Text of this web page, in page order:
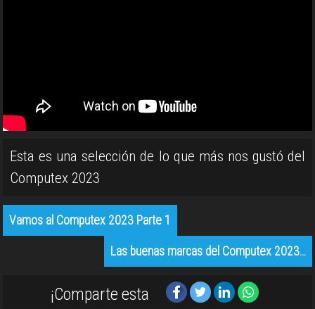
Esta es una selección de lo que más nos gustó del
Computex 2023
Vamos al Computex 2023 Parte 1
Las buenas marcas del Computex 2023…
¡Comparte esta